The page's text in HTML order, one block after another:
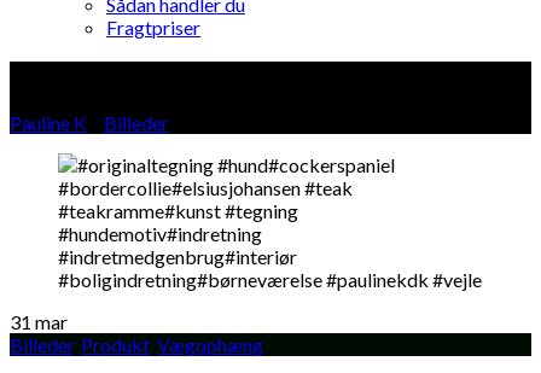
Sådan handler du
Fragtpriser
Pauline K Billeder
31 mar
Billeder, Produkt Vægophæng